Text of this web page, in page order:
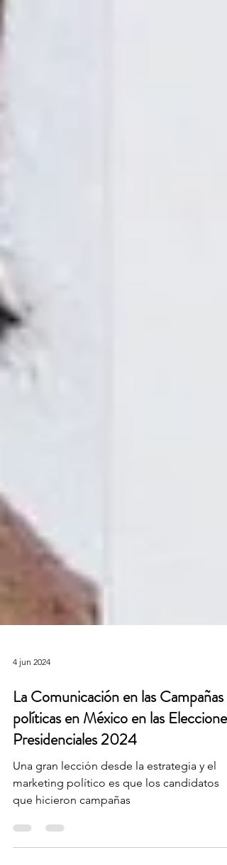
4 jun 2024
La Comunicación en las Campañas
políticas en México en las Elecciones
Presidenciales 2024